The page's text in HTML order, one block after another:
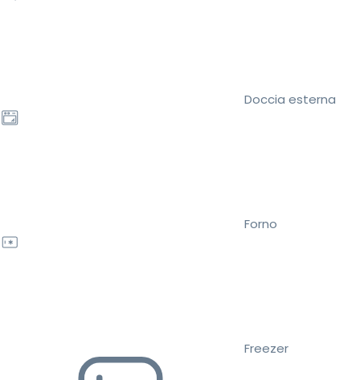
Doccia esterna
Forno
Freezer